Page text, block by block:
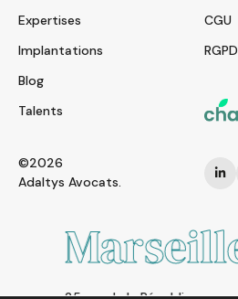
Expertises
Implantations
Blog
Talents
CGU
RGPD
©2026
Adaltys Avocats.
Marseille